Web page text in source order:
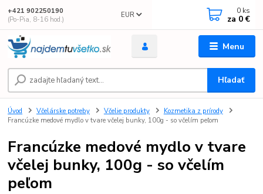
Menu
EUR
Hľadať
+421 902250190
(Po-Pia, 8-16 hod.)
0 ks
za 0 €
Úvod Včelárske potreby Včelie produkty
Kozmetika z prírody
Francúzke medové mydlo v tvare včelej bunky, 100g - so včelím peľom
Francúzke medové mydlo v tvare
včelej bunky, 100g - so včelím
peľom